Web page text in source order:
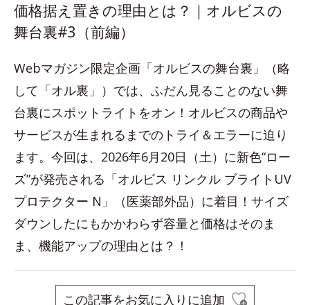
価格据え置きの理由とは？｜オルビスの
舞台裏#3（前編）
Webマガジン限定企画「オルビスの舞台裏」（略
して「オル裏」）では、ふだん見ることのない舞
台裏にスポットライトをオン！オルビスの商品や
サービスが生まれるまでのトライ＆エラーに迫り
ます。今回は、2026年6月20日（土）に新色“ロー
ズ”が発売される「オルビス リンクル ブライトUV
プロテクター N」（医薬部外品）に着目！サイズ
ダウンしたにもかかわらず容量と価格はそのま
ま、機能アップの理由とは？！
この記事をお気に入りに追加